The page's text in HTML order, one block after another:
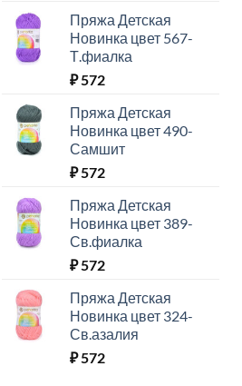
Пряжа Детская
Новинка цвет 567-
Т.фиалка
₽572
Пряжа Детская
Новинка цвет 490-
Самшит
₽572
Пряжа Детская
Новинка цвет 389-
Св.фиалка
₽572
Пряжа Детская
Новинка цвет 324-
Св.азалия
₽572